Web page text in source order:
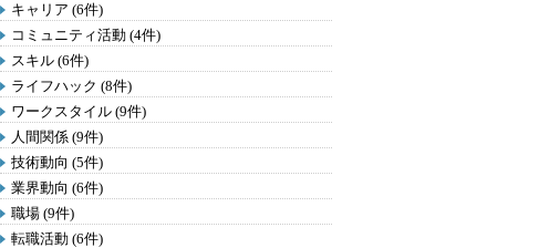
キャリア (6件)
コミュニティ活動 (4件)
スキル (6件)
ライフハック (8件)
ワークスタイル (9件)
人間関係 (9件)
技術動向 (5件)
業界動向 (6件)
職場 (9件)
転職活動 (6件)